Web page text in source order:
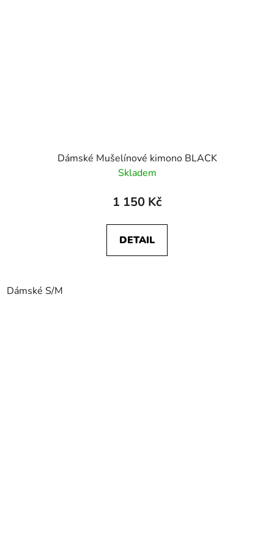
Dámské Mušelínové kimono BLACK
Skladem
1 150 Kč
DETAIL
Dámské S/M